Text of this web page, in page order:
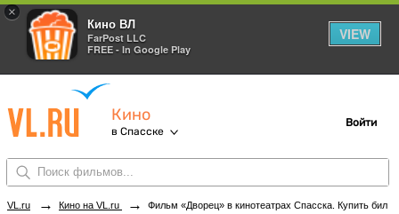
×
Кино ВЛ
FarPost LLC
FREE - In Google Play
VIEW
Кино
в Спасске
Войти
VL.ru → Кино на VL.ru → Фильм «Дворец» в кинотеатрах Спасска. Купить билеты!